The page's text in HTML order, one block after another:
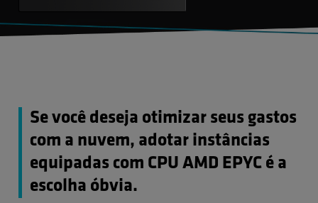
Se você deseja otimizar seus gastos
com a nuvem, adotar instâncias
equipadas com CPU AMD EPYC é a
escolha óbvia.